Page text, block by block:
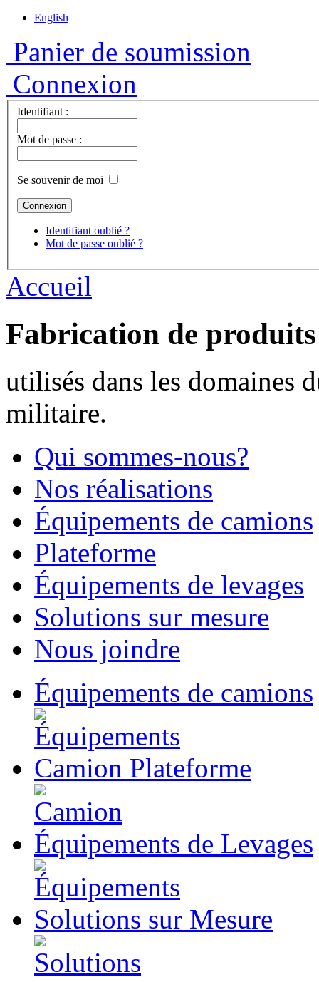
English
Panier de soumission
Connexion
Identifiant :
Mot de passe :
Se souvenir de moi
Identifiant oublié ?
Mot de passe oublié ?
Accueil
Fabrication de
utilisés dans les domaines
militaire.
Qui sommes-nous?
Nos réalisations
Équipements de camions
Plateforme
Équipements de levages
Solutions sur mesure
Nous joindre
Équipements de camions
Camion Plateforme
Équipements de Levages
Solutions sur Mesure